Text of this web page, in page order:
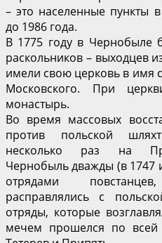
– это населенные пункты
до 1986 года.
В 1775 году в Чернобыле
раскольников – выходцев
имели свою церковь в имя
Московского. При
монастырь.
Во время массовых
против польской
несколько раз на
Чернобыль дважды (в 1747
отрядами
расправлялись с
отряды, которые
мечем прошелся по всей